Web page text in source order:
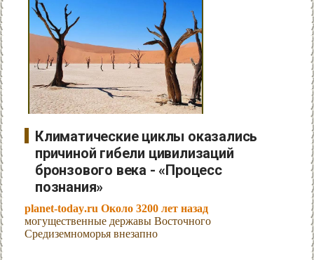
Климатические циклы оказались
причиной гибели цивилизаций
бронзового века - «Процесс
познания»
planet-today.ru Около 3200 лет назад
могущественные державы Восточного
Средиземноморья внезапно